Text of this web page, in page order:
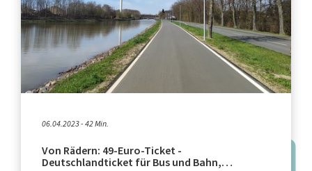
06.04.2023 - 42 Min.
Von Rädern: 49-Euro-Ticket -
Deutschlandticket für Bus und Bahn,